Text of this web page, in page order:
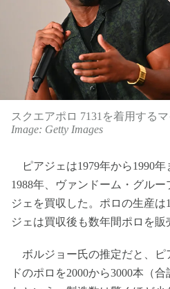
スクエアポロ 7131を着用する
Image: Getty Images
ピアジェは1979年から1990年
1988年、ヴァンドーム・グル
ジェを買収した。ポロの生産は
ジェは買収後も数年間ポロを販
ボルジョー氏の推定だと、ピ
ドのポロを2000から3000本（